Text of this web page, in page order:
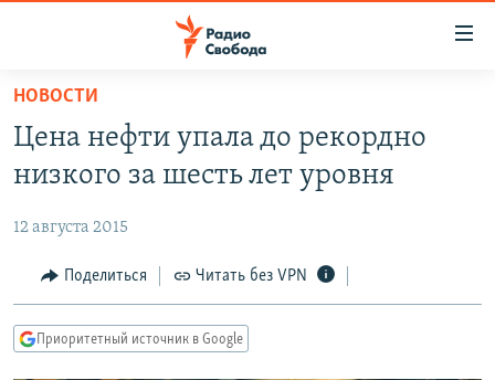
упрощенного
доступа
основному
Вернутся
главной
навигации
ПРОГРАММЫ
ПОДКАСТЫ
ЦИТАТЫ СВОБОДЫ
МНЕНИЯ
IDEL.РЕАЛИИ
НОВОСТИ
Цена нефти упала до рекордно
низкого за шесть лет уровня
12 августа 2015
Поделиться Читать без VPN
Приоритетный источник в Google